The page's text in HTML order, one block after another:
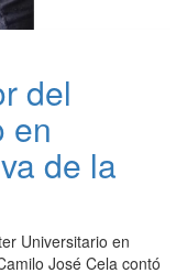
del
en
de la
Universitario en
José Cela contó